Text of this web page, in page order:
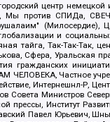
центр немецкой
против СПИДа, СВЕЧА,
(Милосердие),
глобализации и
тайга, Так-Так-Так,
Сфера, Уральская
гражданских
Частное
Интернешнл-Р,
Совета Министров
прессы, Институт
Павел Юрьевич,